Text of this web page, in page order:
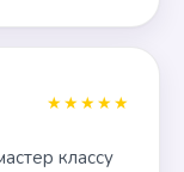
★★★★★
классу